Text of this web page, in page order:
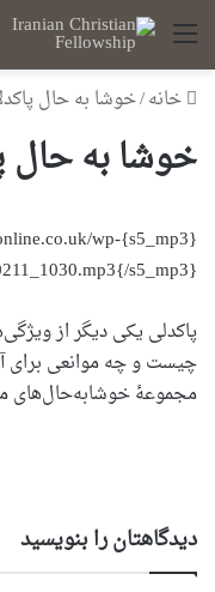
منو
خانه/خوشا به حال
خوشا به حال
icfonline.co.uk/wp-
s5_mp3}
پاکدلی یکی دیگر از
چیست و چه موانعی برای
مجموعۀ
دیدگاهتان را بنویسید